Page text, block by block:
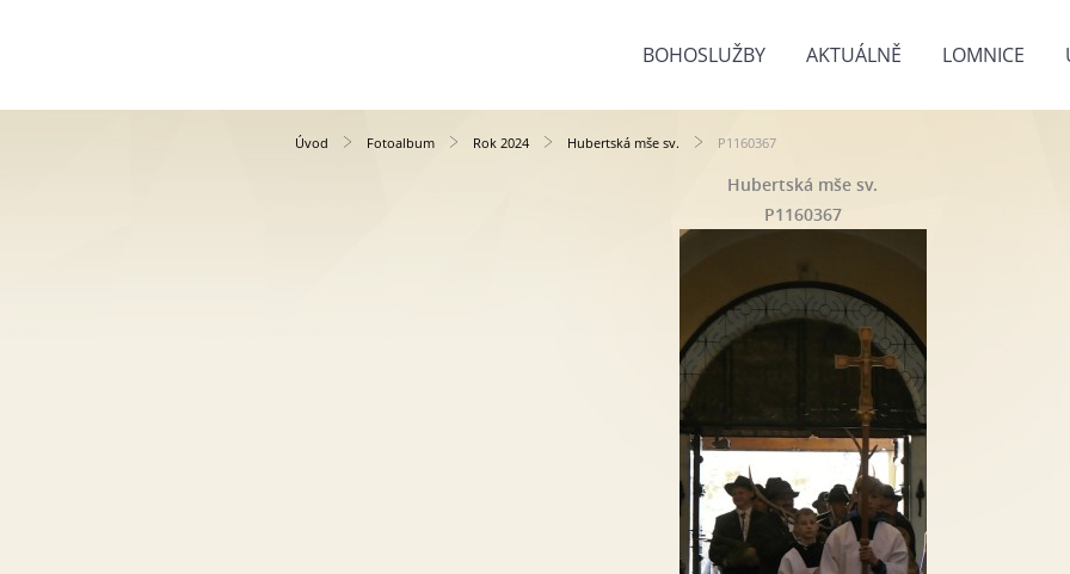
BOHOSLUŽBY AKTUÁLNĚ LOMNICE
Úvod Fotoalbum Rok 2024 Hubertská mše sv. P1160367
Hubertská mše sv.
P1160367